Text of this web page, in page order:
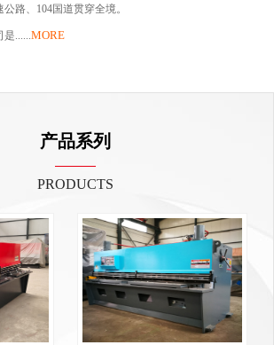
路、104国道贯穿全境。
......MORE
产品系列
PRODUCTS